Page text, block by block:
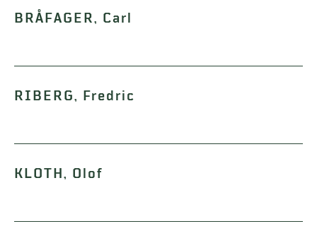
BRÅFAGER, Carl
RIBERG, Fredric
KLOTH, Olof